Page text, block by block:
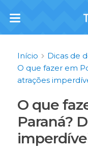
Início
Dicas de
O que fazer em
atrações
O que
Paraná?